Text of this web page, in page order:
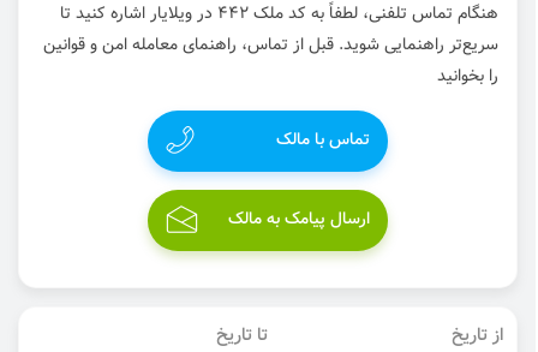
هنگام تماس تلفنی، لطفاً به کد ملک 442 در ویلایار اشاره کنید تا
سریع‌تر راهنمایی شوید. قبل از تماس، راهنمای معامله امن و قوانین
را بخوانید
تماس با مالک
ارسال پیامک به مالک
از تاریخ تا تاریخ